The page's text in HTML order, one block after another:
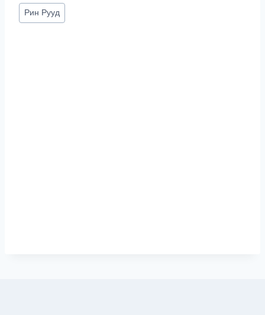
Метки
записи:
Рин Рууд